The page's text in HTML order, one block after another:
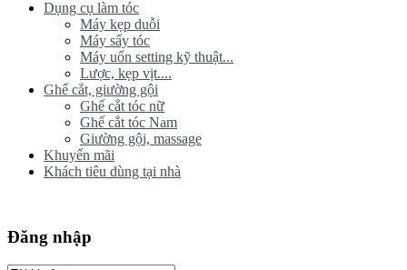
Dụng cụ làm tóc
Máy kẹp duỗi
Máy sấy tóc
Máy uốn setting kỹ thuật...
Lược, kẹp vịt....
Ghế cắt, giường gội
Ghế cắt tóc nữ
Ghế cắt tóc Nam
Giường gội, massage
Khuyến mãi
Khách tiêu dùng tại nhà
Đăng nhập